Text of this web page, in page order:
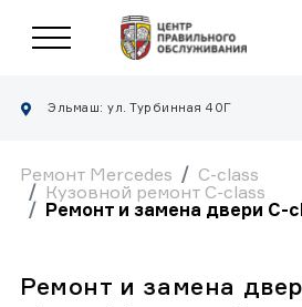
Эльмаш: ул. Турбинная 40Г
Ремонт Mercedes
C-class
Кузовной ремонт C-class
Ремонт и замена двери C-
Ремонт и замена